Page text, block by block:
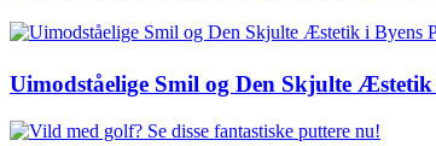
Uimodståelige Smil og Den Skjulte Æstetik